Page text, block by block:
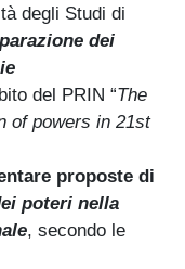
degli Studi di
dei
del PRIN “The
of powers in 21st
proposte di
poteri nella
, secondo le